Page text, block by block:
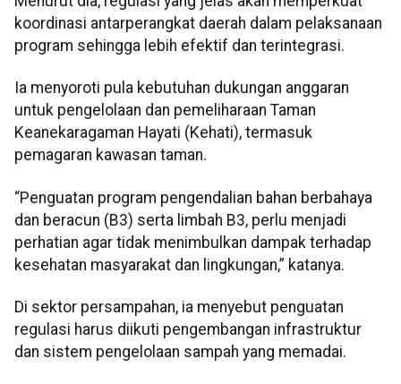
koordinasi antarperangkat daerah dalam pelaksanaan
program sehingga lebih efektif dan terintegrasi.
Ia menyoroti pula kebutuhan dukungan anggaran
untuk pengelolaan dan pemeliharaan Taman
Keanekaragaman Hayati (Kehati), termasuk
pemagaran kawasan taman.
“Penguatan program pengendalian bahan berbahaya
dan beracun (B3) serta limbah B3, perlu menjadi
perhatian agar tidak menimbulkan dampak terhadap
kesehatan masyarakat dan lingkungan,” katanya.
Di sektor persampahan, ia menyebut penguatan
regulasi harus diikuti pengembangan infrastruktur
dan sistem pengelolaan sampah yang memadai.